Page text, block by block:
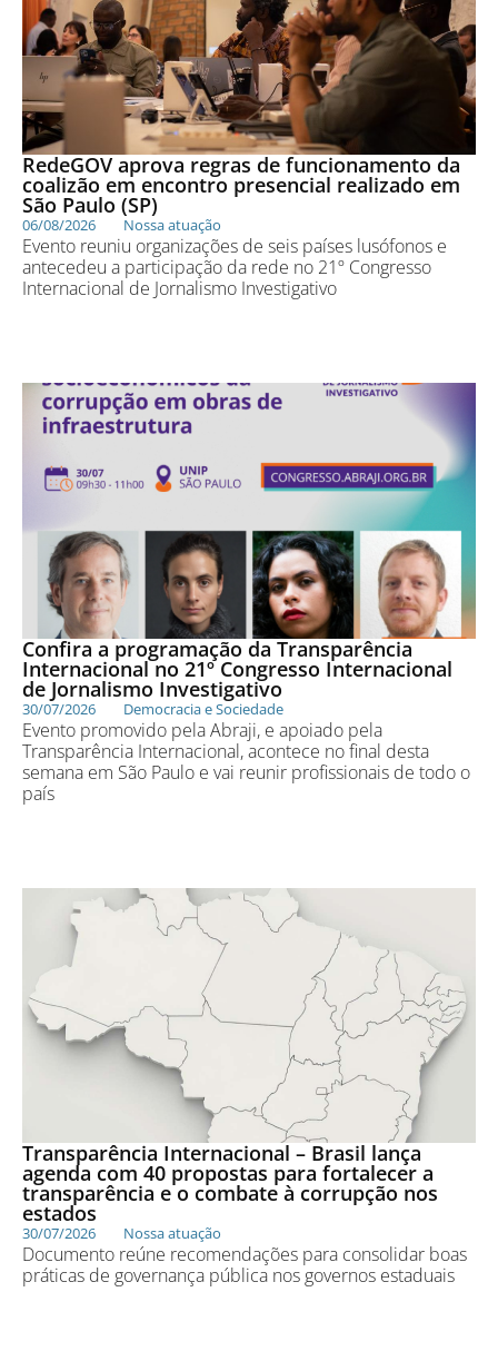
RedeGOV aprova regras de funcionamento da
coalizão em encontro presencial realizado em
São Paulo (SP)
06/08/2026 Nossa atuação
Evento reuniu organizações de seis países lusófonos e
antecedeu a participação da rede no 21º Congresso
Internacional de Jornalismo Investigativo
Confira a programação da Transparência
Internacional no 21º Congresso Internacional
de Jornalismo Investigativo
30/07/2026 Democracia e Sociedade
Evento promovido pela Abraji, e apoiado pela
Transparência Internacional, acontece no final desta
semana em São Paulo e vai reunir profissionais de todo o
país
Transparência Internacional – Brasil lança
agenda com 40 propostas para fortalecer a
transparência e o combate à corrupção nos
estados
30/07/2026 Nossa atuação
Documento reúne recomendações para consolidar boas
práticas de governança pública nos governos estaduais